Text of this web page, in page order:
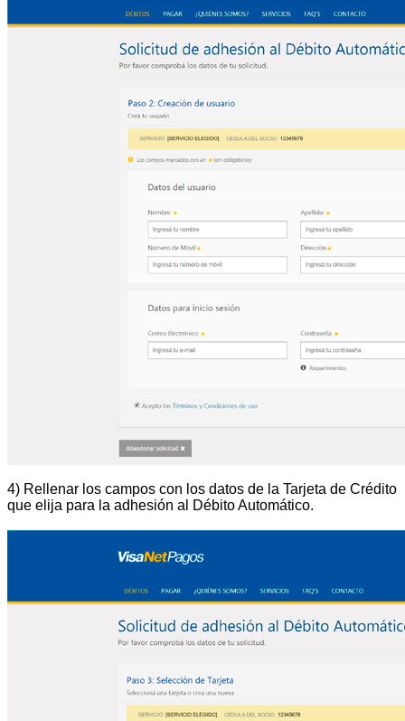
4) Rellenar los campos con los datos de la Tarjeta de Crédito
que elija para la adhesión al Débito Automático.